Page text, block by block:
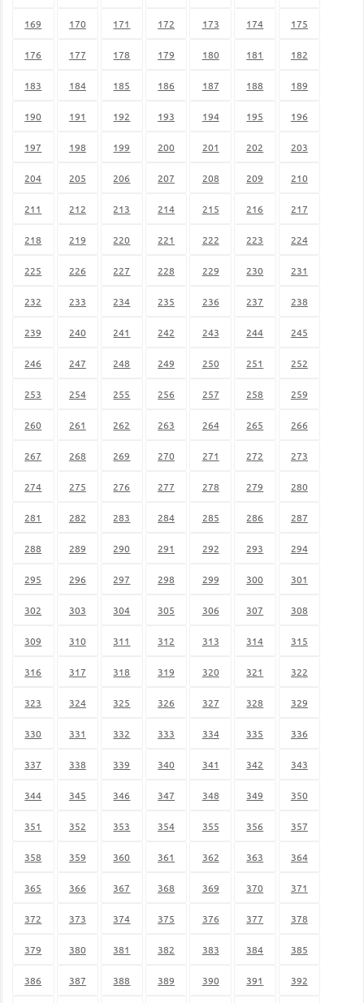
169 170 171 172 173 174 175
176 177 178 179 180 181 182
183 184 185 186 187 188 189
190 191 192 193 194 195 196
197 198 199 200 201 202 203
204 205 206 207 208 209 210
211 212 213 214 215 216 217
218 219 220 221 222 223 224
225 226 227 228 229 230 231
232 233 234 235 236 237 238
239 240 241 242 243 244 245
246 247 248 249 250 251 252
253 254 255 256 257 258 259
260 261 262 263 264 265 266
267 268 269 270 271 272 273
274 275 276 277 278 279 280
281 282 283 284 285 286 287
288 289 290 291 292 293 294
295 296 297 298 299 300 301
302 303 304 305 306 307 308
309 310 311 312 313 314 315
316 317 318 319 320 321 322
323 324 325 326 327 328 329
330 331 332 333 334 335 336
337 338 339 340 341 342 343
344 345 346 347 348 349 350
351 352 353 354 355 356 357
358 359 360 361 362 363 364
365 366 367 368 369 370 371
372 373 374 375 376 377 378
379 380 381 382 383 384 385
386 387 388 389 390 391 392